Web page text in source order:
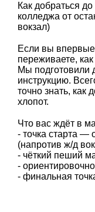
Как добраться
колледжа от
вокзал)
Если вы впервые
переживаете,
Мы подготовили
инструкцию.
точно знать, как
хлопот.
Что вас ждёт в
- точка старта —
(напротив ж/д
- чёткий пеший
-
- финальная